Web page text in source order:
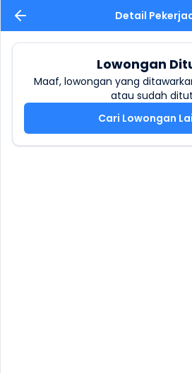
Detail
Lowongan
Maaf, lowongan yang
atau sudah
Cari Lowongan